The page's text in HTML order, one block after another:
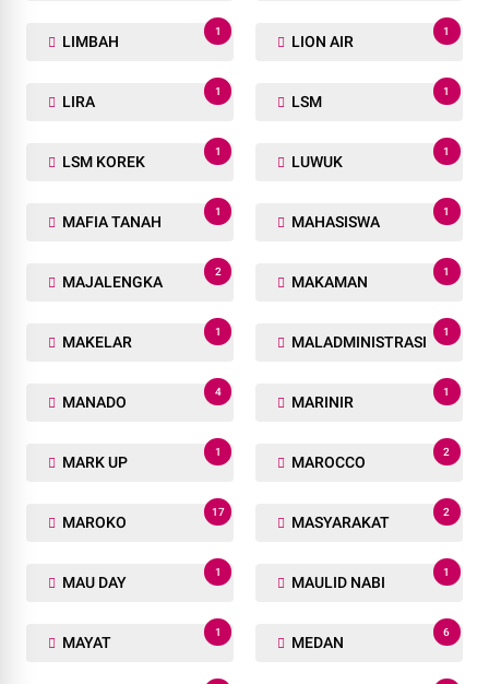
LIMBAH
1
LION AIR
1
LIRA
1
LSM
1
LSM KOREK
1
LUWUK
1
MAFIA TANAH
1
MAHASISWA
1
MAJALENGKA
2
MAKAMAN
1
MAKELAR
1
MALADMINISTRASI
1
MANADO
4
MARINIR
1
MARK UP
1
MAROCCO
2
MAROKO
17
MASYARAKAT
2
MAU DAY
1
MAULID NABI
1
MAYAT
1
MEDAN
6